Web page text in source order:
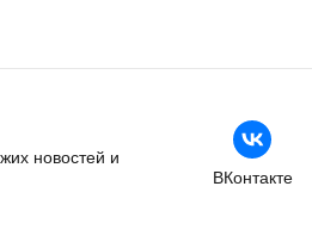
новостей и
ВКонтакте